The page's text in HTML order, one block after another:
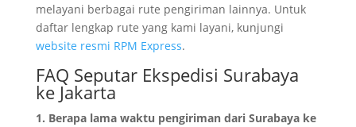
melayani berbagai rute pengiriman lainnya. Untuk
daftar lengkap rute yang kami layani, kunjungi
website resmi RPM Express.
FAQ Seputar Ekspedisi Surabaya
ke Jakarta
1. Berapa lama waktu pengiriman dari Surabaya ke